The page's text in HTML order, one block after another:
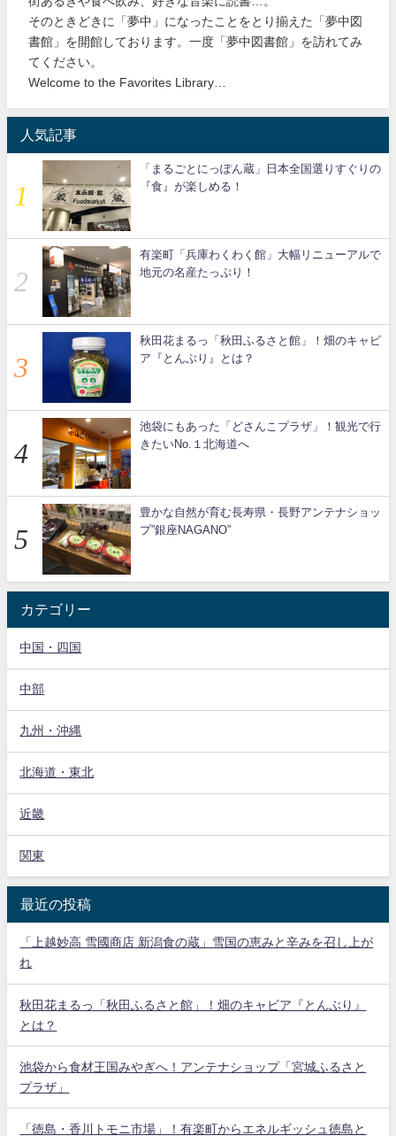
そのときどきに「夢中」になったことをとり揃えた「夢中図
書館」を開館しております。一度「夢中図書館」を訪れてみ
てください。
Welcome to the Favorites Library…
人気記事
「まるごとにっぽん蔵」日本全国選りすぐりの
『食』が楽しめる！
有楽町「兵庫わくわく館」大幅リニューアルで
地元の名産たっぷり！
秋田花まるっ「秋田ふるさと館」！畑のキャビ
ア『とんぶり』とは？
池袋にもあった「どさんこプラザ」！観光で行
きたいNo.１北海道へ
豊かな自然が育む長寿県・長野アンテナショッ
プ”銀座NAGANO”
カテゴリー
中国・四国
中部
九州・沖縄
北海道・東北
近畿
関東
最近の投稿
「上越妙高 雪國商店 新潟食の蔵」雪国の恵みと辛みを召し上が
れ
秋田花まるっ「秋田ふるさと館」！畑のキャビア『とんぶり』
とは？
池袋から食材王国みやぎへ！アンテナショップ「宮城ふるさと
プラザ」
「徳島・香川トモニ市場」！有楽町からエネルギッシュ徳島と